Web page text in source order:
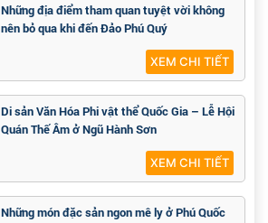
Những địa điểm tham quan tuyệt vời không
nên bỏ qua khi đến Đảo Phú Quý
XEM CHI TIẾT
Di sản Văn Hóa Phi vật thể Quốc Gia – Lễ Hội
Quán Thế Âm ở Ngũ Hành Sơn
XEM CHI TIẾT
Những món đặc sản ngon mê ly ở Phú Quốc